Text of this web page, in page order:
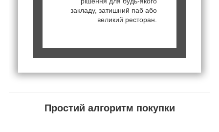
закладу, затишний паб або
великий ресторан.
Простий алгоритм покупки